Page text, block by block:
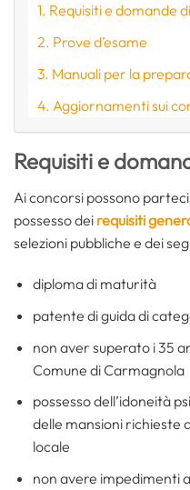
Requisiti e domande
Prove d’esame
Manuali per la
Aggiornamenti sui
Requisiti e
Ai concorsi possono
possesso dei requisiti
selezioni pubbliche e dei
diploma di maturità
patente di guida di
non aver superato i 35
Comune di Carmagnola
possesso dell’idoneità
delle mansioni richieste
locale
non avere impedimenti